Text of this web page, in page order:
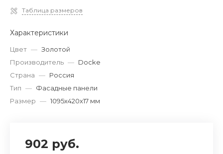
Таблица размеров
Характеристики
Цвет — Золотой
Производитель — Docke
Страна — Россия
Тип — Фасадные панели
Размер — 1095х420х17 мм
902 руб.